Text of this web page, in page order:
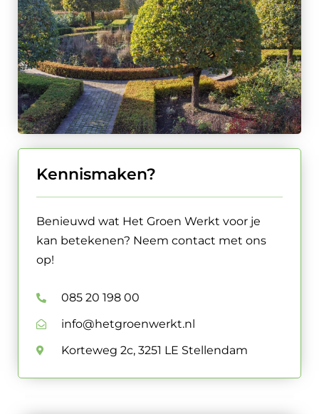
Kennismaken?
Benieuwd wat Het Groen Werkt voor je
kan betekenen? Neem contact met ons
op!
085 20 198 00
info@hetgroenwerkt.nl
Korteweg 2c, 3251 LE Stellendam